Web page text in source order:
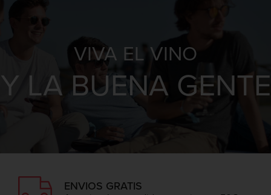
VIVA EL VINO
Y LA BUENA GENTE
ENVIOS GRATIS